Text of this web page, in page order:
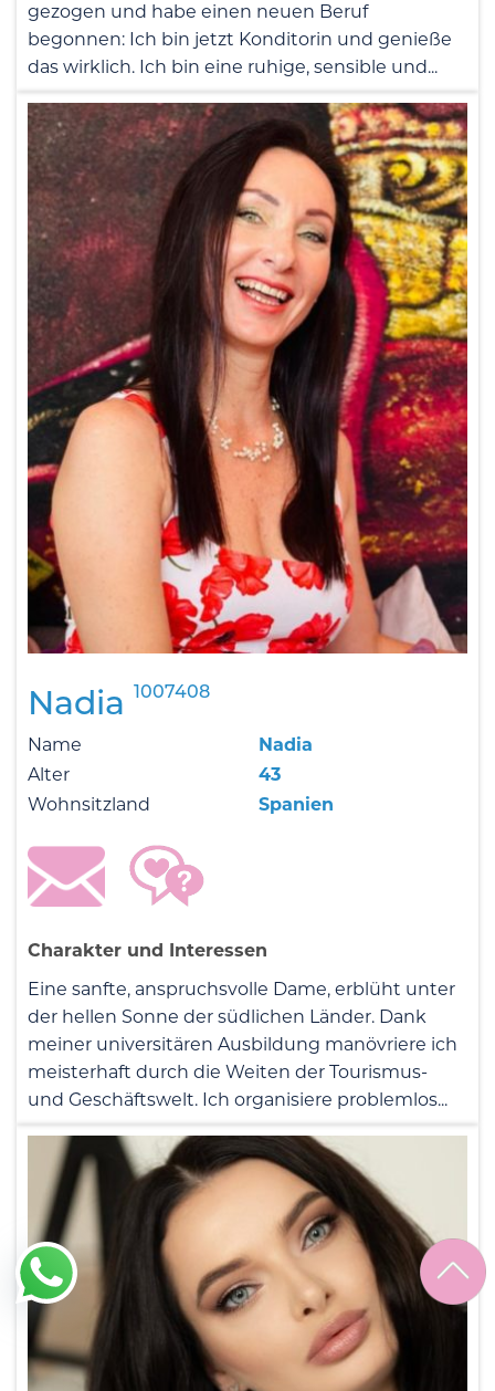
gezogen und habe einen neuen Beruf
begonnen: Ich bin jetzt Konditorin und genieße
das wirklich. Ich bin eine ruhige, sensible und...
Nadia 1007408
Name
Nadia
Alter
43
Wohnsitzland
Spanien
Charakter und Interessen
Eine sanfte, anspruchsvolle Dame, erblüht unter
der hellen Sonne der südlichen Länder. Dank
meiner universitären Ausbildung manövriere ich
meisterhaft durch die Weiten der Tourismus-
und Geschäftswelt. Ich organisiere problemlos...